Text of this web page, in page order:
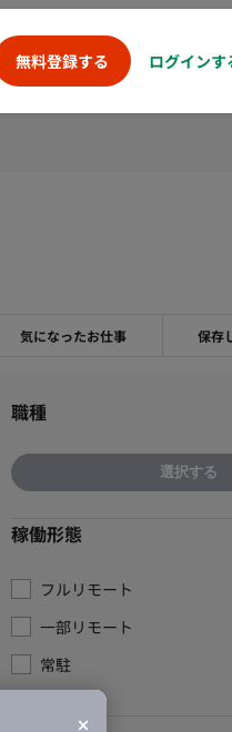
無料登録する ログインす
気になったお仕事 保存
職種
選択する
稼働形態
フルリモート
一部リモート
常駐